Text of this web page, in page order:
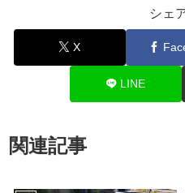
シェ
X
LINE
関連記事